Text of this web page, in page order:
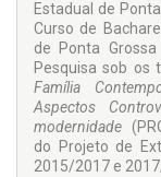
Estadual de
Curso de
de Ponta
Pesquisa sob os
Família
Aspectos
modernidade
do Projeto de
2015/2017 e